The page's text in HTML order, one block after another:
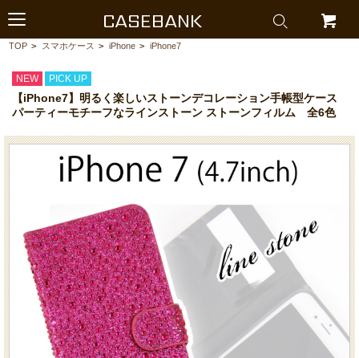
CASEBANK
TOP > スマホケース > iPhone > iPhone7
NEW PICK UP
【iPhone7】明るく楽しいストーンデコレーション手帳型ケース
パーティーモチーフなラインストーン ストーンフィルム 全6色